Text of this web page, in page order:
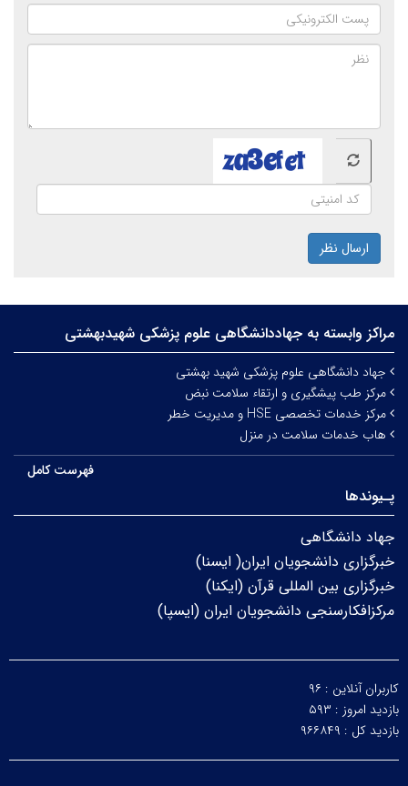
ارسال نظر
مراکز وابسته به جهاددانشگاهی علوم‌ پزشکی شهیدبهشتی
جهاد دانشگاهی علوم پزشکی شهید بهشتی
مرکز طب پیشگیری و ارتقاء سلامت نبض
مرکز خدمات تخصصی HSE و مدیریت خطر
هاب خدمات سلامت در منزل
فهرست کامل
پـیوندها
جهاد دانشگاهی
خبرگزاری دانشجویان ایران( ایسنا)
خبرگزاری بین المللی قرآن (ایکنا)
مرکزافکارسنجی دانشجویان ایران (ایسپا)
کاربران آنلاین : ۹۶
بازدید امروز : ۵۹۳
بازدید کل : ۹۶۶۸۴۹